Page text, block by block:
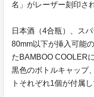
名」がレーザー刻印さ
日本酒（4合瓶）、ス
80mm以下が挿入可能
たBAMBOO COOLER
黒色のボトルキャップ
トそれぞれ1個が付属し